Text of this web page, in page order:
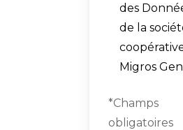
des
de la
Migros
*Champs
obligatoires